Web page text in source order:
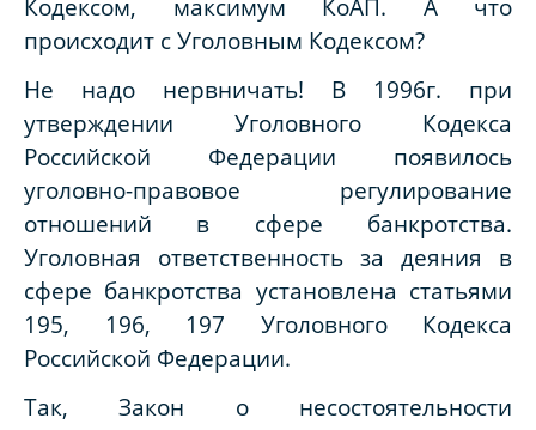
Кодексом, максимум КоАП. А что
происходит с Уголовным Кодексом?
Не надо нервничать! В 1996г. при
утверждении Уголовного Кодекса
Российской Федерации появилось
уголовно-правовое регулирование
отношений в сфере банкротства.
Уголовная ответственность за деяния в
сфере банкротства установлена статьями
195, 196, 197 Уголовного Кодекса
Российской Федерации.
Так, Закон о несостоятельности